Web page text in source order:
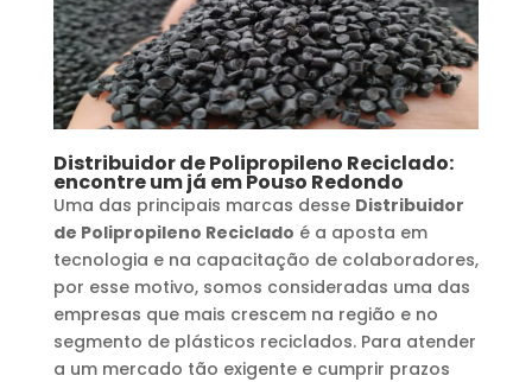
Distribuidor de Polipropileno Reciclado:
encontre um já emPouso Redondo
Uma das principais marcas desse Distribuidor
de Polipropileno Reciclado é a aposta em
tecnologia e na capacitação de colaboradores,
por esse motivo, somos consideradas uma das
empresas que mais crescem na região e no
segmento de plásticos reciclados. Para atender
a um mercado tão exigente e cumprir prazos